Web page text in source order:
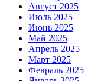
Август 2025
Июль 2025
Июнь 2025
Май 2025
Апрель 2025
Март 2025
Февраль 2025